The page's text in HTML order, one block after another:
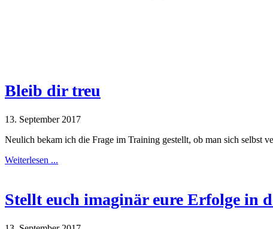
Bleib dir treu
13. September 2017
Neulich bekam ich die Frage im Training gestellt, ob man sich selbst
Weiterlesen ...
Stellt euch imaginär eure Erfolge in